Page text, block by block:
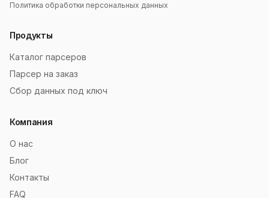
Политика обработки персональных данных
Продукты
Каталог парсеров
Парсер на заказ
Сбор данных под ключ
Компания
О нас
Блог
Контакты
FAQ